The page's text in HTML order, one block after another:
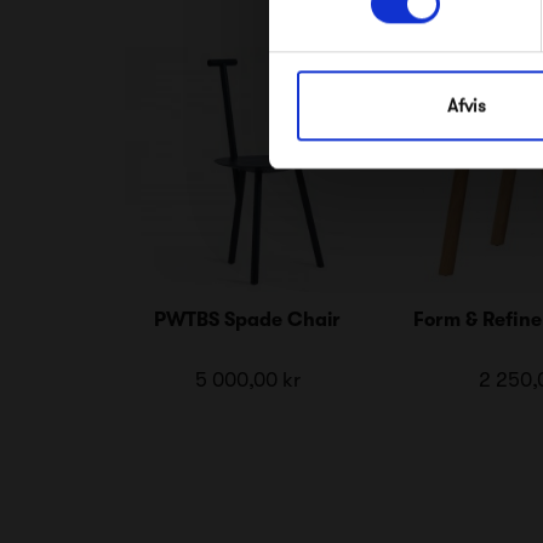
Afvis
PWTBS Spade Chair
5 000,00 kr
Form &
2